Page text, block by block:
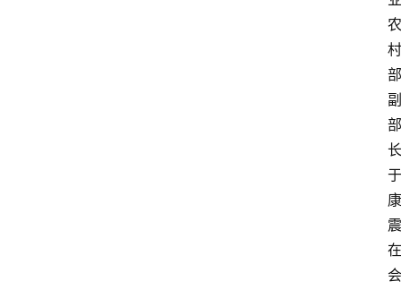
农
村
部
副
部
长
于
康
震
在
会